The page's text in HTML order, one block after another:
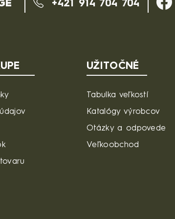
+421 914 704 704
UŽITOČNÉ
Tabulka veľkostí
Katalógy výrobcov
Otázky a odpovede
Veľkoobchod